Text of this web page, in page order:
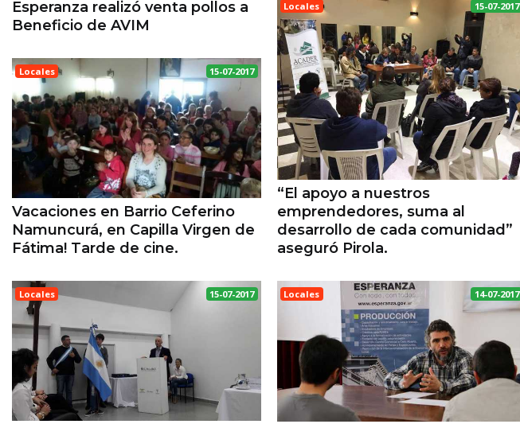
Esperanza realizó venta pollos a
Beneficio de AVIM
Locales 15-07-2017
ESPERANZA
Vacaciones en Barrio Ceferino
Namuncurá, en Capilla Virgen de
Fátima! Tarde de cine.
Locales 15-07-2017
ESPERANZA
Locales 15-07-2017
ESPERANZA
“El apoyo a nuestros
emprendedores, suma al
desarrollo de cada comunidad”
aseguró Pirola.
Locales 14-07-2017
ESPERANZA